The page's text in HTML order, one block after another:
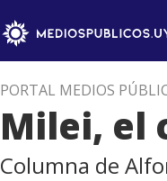
PORTAL MEDIOS
Milei, el
Columna de